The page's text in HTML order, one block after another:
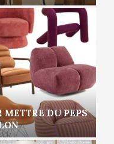
METTRE DU PEPS